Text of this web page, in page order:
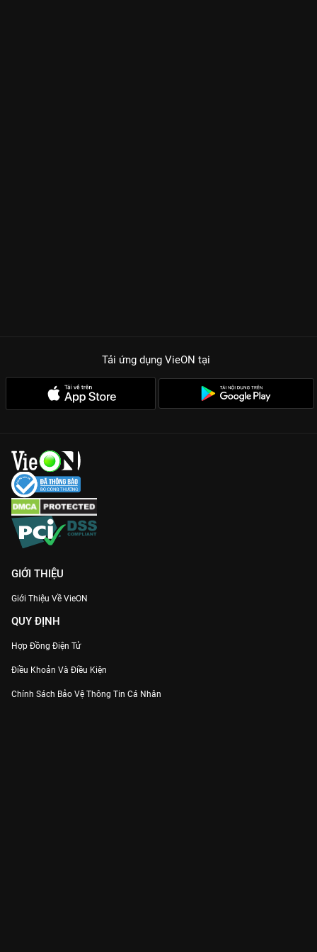
Tải ứng dụng VieON tại
GIỚI THIỆU
Giới Thiệu Về VieON
QUY ĐỊNH
Hợp Đồng Điện Tử
Điều Khoản Và Điều Kiện
Chính Sách Bảo Vệ Thông Tin Cá Nhân